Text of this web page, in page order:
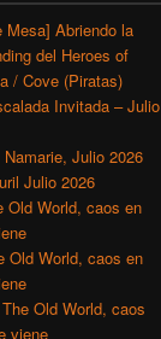
Mesa] Abriendo la
del Heroes of
/ Cove (Piratas)
Invitada – Julio
Julio 2026
Julio 2026
Old World, caos en
Old World, caos en
Old World, caos
viene